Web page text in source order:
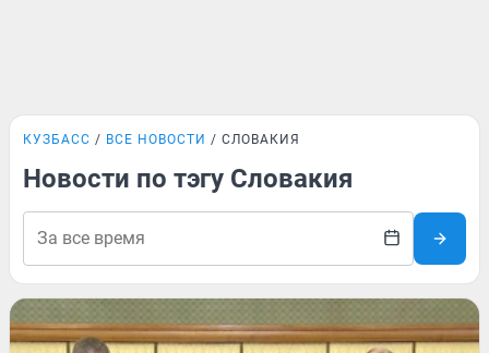
КУЗБАСС ВСЕ НОВОСТИ СЛОВАКИЯ
Новости по тэгу Словакия